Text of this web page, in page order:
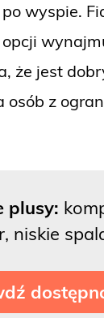
wyspie.
że jest
osób z
plusy:
niskie